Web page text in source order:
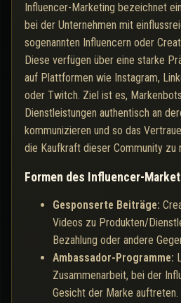
Influencer-Marketing bezeichnet
bei der Unternehmen mit
sogenannten Influencern oder
Diese verfügen über eine starke
auf Plattformen wie Instagram,
oder Twitch. Ziel ist es,
Dienstleistungen authentisch an
kommunizieren und so das
die Kaufkraft dieser Community zu
Formen des Influencer-
Gesponserte Beiträge:
Videos zu Produkten/
Bezahlung oder andere
Ambassador-Programme:
Zusammenarbeit, bei der
Gesicht der Marke auftreten.